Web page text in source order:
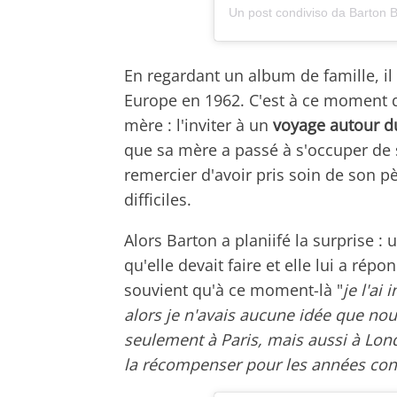
Un post condiviso da Barton
En regardant un album de famille,
Europe en 1962. C'est à ce
mère : l'inviter à un voyage autour
que sa mère a passé à s'occuper
remercier d'avoir pris soin de son
difficiles.
Alors Barton a planiifé la surprise :
qu'elle devait faire et elle lui a
souvient qu'à ce moment-là "je l'ai
alors je n'avais aucune idée que
seulement à Paris, mais aussi à
la récompenser pour les années